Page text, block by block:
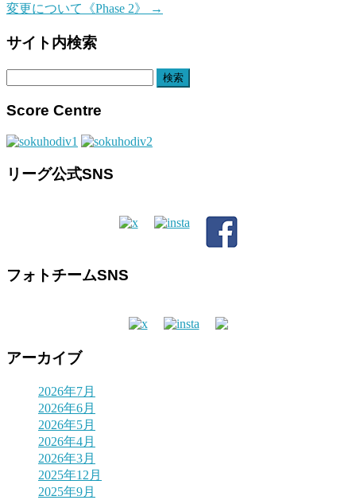
変更について《Phase 2》 →
サイト内検索
Score Centre
リーグ公式SNS
フォトチームSNS
アーカイブ
2026年7月
2026年6月
2026年5月
2026年4月
2026年3月
2025年12月
2025年9月